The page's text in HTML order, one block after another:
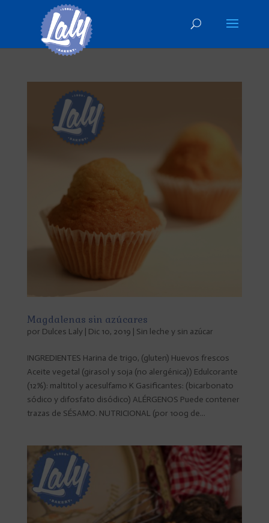
Magdalenas sin azúcares
por Dulces Laly| Dic 10, 2019 Sin leche y sin azúcar
INGREDIENTES Harina de trigo, (gluten) Huevos frescos
Aceite vegetal (girasol y soja (no alergénica)) Edulcorante
(12%): maltitol y acesulfamo K Gasificantes: (bicarbonato
sódico y difosfato disódico) ALÉRGENOS Puede contener
trazas de SÉSAMO. NUTRICIONAL (por 100g de...